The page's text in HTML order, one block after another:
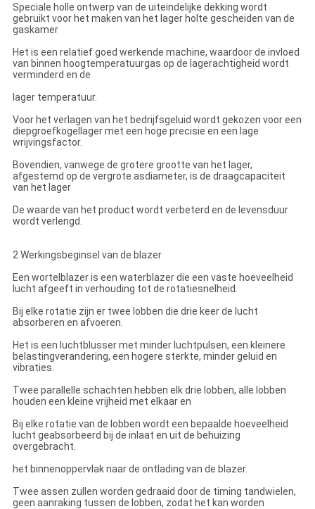
Speciale holle ontwerp van de uiteindelijke dekking wordt
gebruikt voor het maken van het lager holte gescheiden van de
gaskamer
Het is een relatief goed werkende machine, waardoor de invloed
van binnen hoogtemperatuurgas op de lagerachtigheid wordt
verminderd en de
lager temperatuur.
Voor het verlagen van het bedrijfsgeluid wordt gekozen voor een
diepgroefkogellager met een hoge precisie en een lage
wrijvingsfactor.
Bovendien, vanwege de grotere grootte van het lager,
afgestemd op de vergrote asdiameter, is de draagcapaciteit
van het lager
De waarde van het product wordt verbeterd en de levensduur
wordt verlengd.
2 Werkingsbeginsel van de blazer
Een wortelblazer is een waterblazer die een vaste hoeveelheid
lucht afgeeft in verhouding tot de rotatiesnelheid.
Bij elke rotatie zijn er twee lobben die drie keer de lucht
absorberen en afvoeren.
Het is een luchtblusser met minder luchtpulsen, een kleinere
belastingverandering, een hogere sterkte, minder geluid en
vibraties.
Twee parallelle schachten hebben elk drie lobben, alle lobben
houden een kleine vrijheid met elkaar en
Bij elke rotatie van de lobben wordt een bepaalde hoeveelheid
lucht geabsorbeerd bij de inlaat en uit de behuizing
overgebracht.
het binnenoppervlak naar de ontlading van de blazer.
Twee assen zullen worden gedraaid door de timing tandwielen,
geen aanraking tussen de lobben, zodat het kan worden